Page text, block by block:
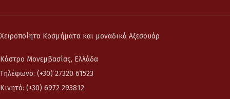
Χειροποίητα Κοσμήματα και μοναδικά Αξεσουάρ
Κάστρο Μονεμβασίας, Ελλάδα
Τηλέφωνο: (+30) 27320 61523
Κινητό: (+30) 6972 293812